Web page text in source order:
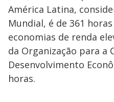
América Latina,
Mundial, é de 361
economias de renda
da Organização para a
Desenvolvimento
horas.